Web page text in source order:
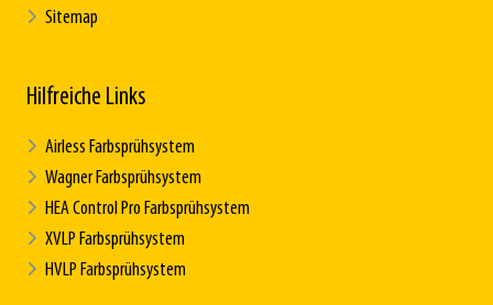
Sitemap
Hilfreiche Links
Airless Farbsprühsystem
Wagner Farbsprühsystem
HEA Control Pro Farbsprühsystem
XVLP Farbsprühsystem
HVLP Farbsprühsystem